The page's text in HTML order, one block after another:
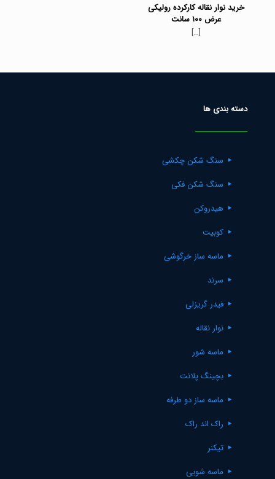
خرید نوار نقاله کارکرده رولیکی
عرض ۱۰۰ سانت
[…]
دسته بندی ها
سنگ شکن چکشی
سنگ شکن فکی
هیدروکن
کوبیت
ماسه ساز خرگوشی
سرند
فیدر گریزلی
نوار نقاله
ماسه شور
بچینگ پلانت
ماسه ساز دو طرفه
راک اند راک
تیکنر
ماسه شویی